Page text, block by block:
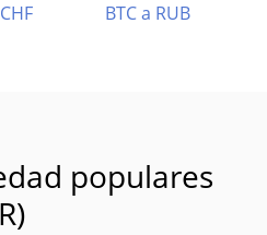
BTC a RUB
populares